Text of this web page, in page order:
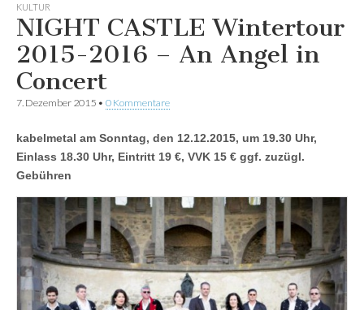
KULTUR
NIGHT CASTLE Wintertour
2015-2016 – An Angel in
Concert
7. Dezember 2015 • 0 Kommentare
kabelmetal am Sonntag, den 12.12.2015, um 19.30 Uhr,
Einlass 18.30 Uhr, Eintritt 19 €, VVK 15 € ggf. zuzügl.
Gebühren